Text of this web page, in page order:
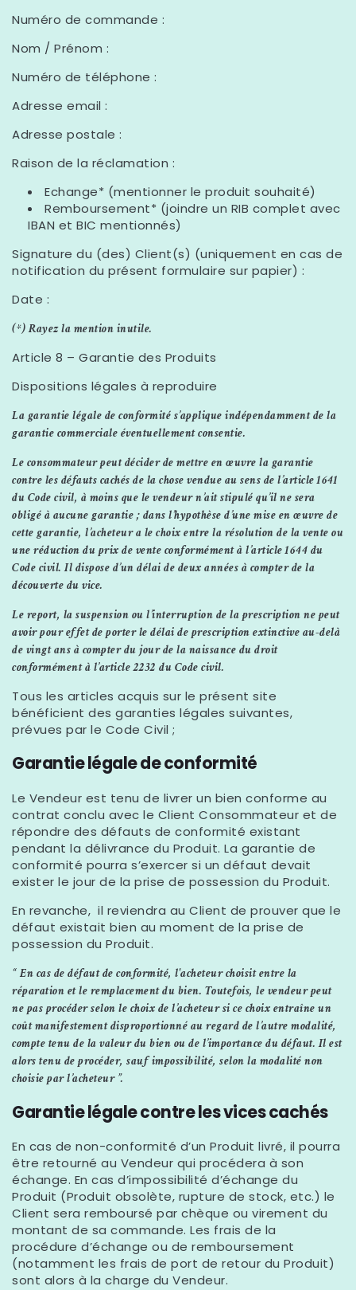
Numéro de commande :
Nom / Prénom :
Numéro de téléphone :
Adresse email :
Adresse postale :
Raison de la réclamation :
Echange* (mentionner le produit souhaité)
Remboursement* (joindre un RIB complet avec
IBAN et BIC mentionnés)
Signature du (des) Client(s) (uniquement en cas de
notification du présent formulaire sur papier) :
Date :
(*) Rayez la mention inutile.
Article 8 – Garantie des Produits
Dispositions légales à reproduire
La garantie légale de conformité s’applique indépendamment de la
garantie commerciale éventuellement consentie.
Le consommateur peut décider de mettre en œuvre la garantie
contre les défauts cachés de la chose vendue au sens de l’article 1641
du Code civil, à moins que le vendeur n’ait stipulé qu’il ne sera
obligé à aucune garantie ; dans l’hypothèse d’une mise en œuvre de
cette garantie, l’acheteur a le choix entre la résolution de la vente ou
une réduction du prix de vente conformément à l’article 1644 du
Code civil. Il dispose d’un délai de deux années à compter de la
découverte du vice.
Le report, la suspension ou l’interruption de la prescription ne peut
avoir pour effet de porter le délai de prescription extinctive au-delà
de vingt ans à compter du jour de la naissance du droit
conformément à l’article 2232 du Code civil.
Tous les articles acquis sur le présent site
bénéficient des garanties légales suivantes,
prévues par le Code Civil ;
Garantie légale de conformité
Le Vendeur est tenu de livrer un bien conforme au
contrat conclu avec le Client Consommateur et de
répondre des défauts de conformité existant
pendant la délivrance du Produit. La garantie de
conformité pourra s’exercer si un défaut devait
exister le jour de la prise de possession du Produit.
En revanche, il reviendra au Client de prouver que le
défaut existait bien au moment de la prise de
possession du Produit.
“ En cas de défaut de conformité, l'acheteur choisit entre la
réparation et le remplacement du bien. Toutefois, le vendeur peut
ne pas procéder selon le choix de l’acheteur si ce choix entraîne un
coût manifestement disproportionné au regard de l’autre modalité,
compte tenu de la valeur du bien ou de l’importance du défaut. Il est
alors tenu de procéder, sauf impossibilité, selon la modalité non
choisie par l’acheteur ”.
Garantie légale contre les vices cachés
En cas de non-conformité d’un Produit livré, il pourra
être retourné au Vendeur qui procédera à son
échange. En cas d’impossibilité d’échange du
Produit (Produit obsolète, rupture de stock, etc.) le
Client sera remboursé par chèque ou virement du
montant de sa commande. Les frais de la
procédure d’échange ou de remboursement
(notamment les frais de port de retour du Produit)
sont alors à la charge du Vendeur.